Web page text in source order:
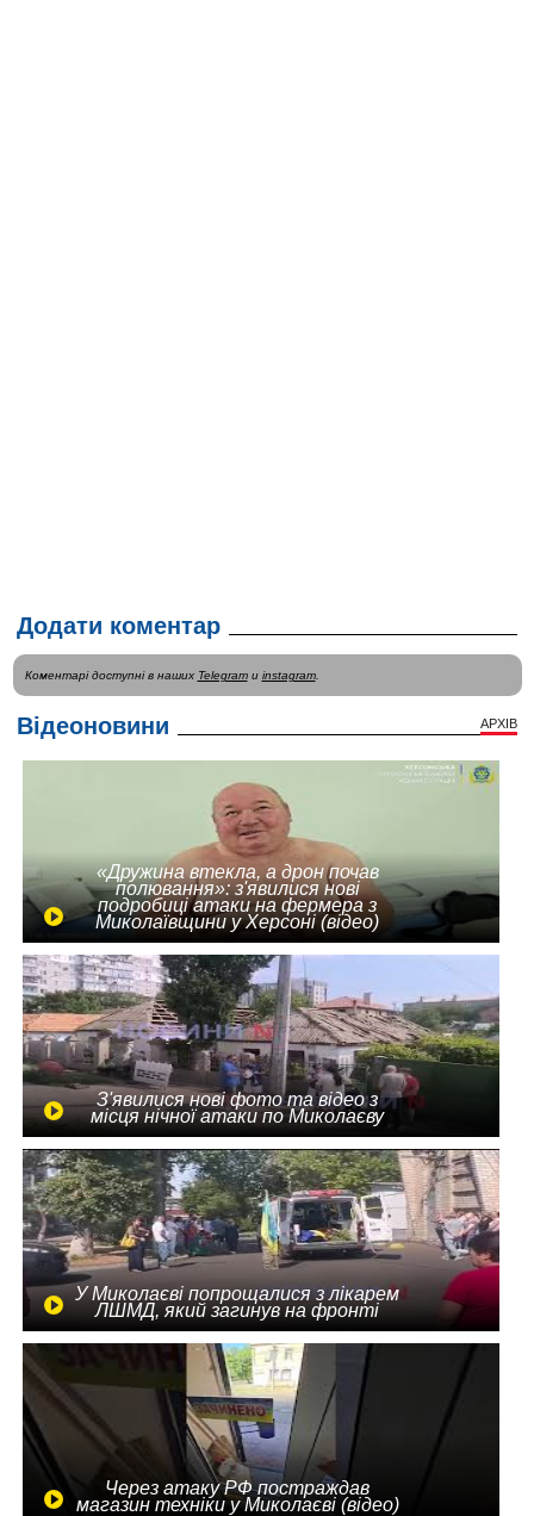
Додати коментар
Коментарі доступні в наших Telegramи instagram.
Відеоновини АРХІВ
«Дружина втекла, а дрон почав
полювання»: з'явилися нові
подробиці атаки на фермера з
Миколаївщини у Херсоні (відео)
З'явилися нові фото та відео з
місця нічної атаки по Миколаєву
У Миколаєві попрощалися з лікарем
ЛШМД, який загинув на фронті
Через атаку РФ постраждав
магазин техніки у Миколаєві (відео)